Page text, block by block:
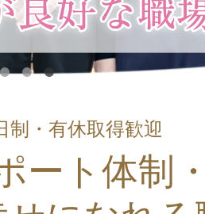
制・有休取得歓迎
ート体制